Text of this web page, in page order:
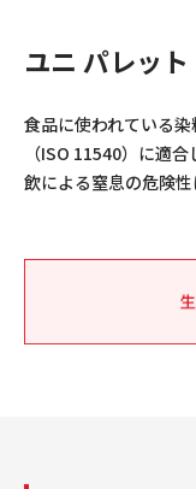
ユニ パレット
食品に使われている
（ISO 11540）に適
飲による窒息の危険性